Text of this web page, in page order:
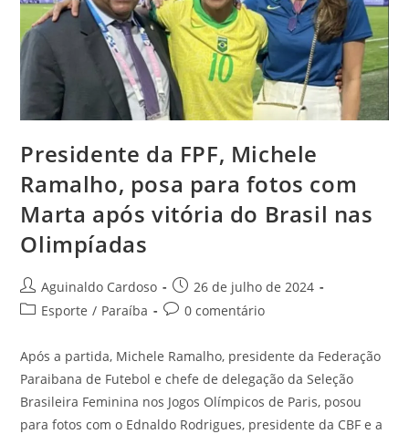
Presidente da FPF, Michele
Ramalho, posa para fotos com
Marta após vitória do Brasil nas
Olimpíadas
Aguinaldo Cardoso
26 de julho de 2024
Esporte / Paraíba 0 comentário
Após a partida, Michele Ramalho, presidente da Federação
Paraibana de Futebol e chefe de delegação da Seleção
Brasileira Feminina nos Jogos Olímpicos de Paris, posou
para fotos com o Ednaldo Rodrigues, presidente da CBF e a